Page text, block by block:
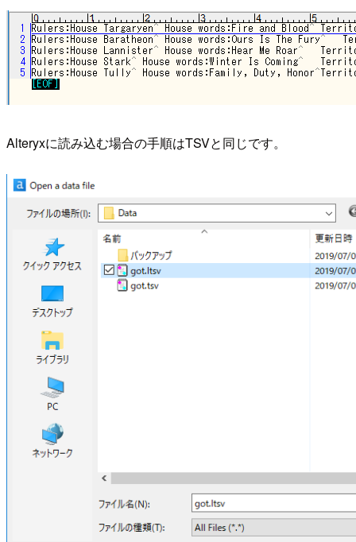
Alteryxに読み込む場合の手順はTSVと同じです。